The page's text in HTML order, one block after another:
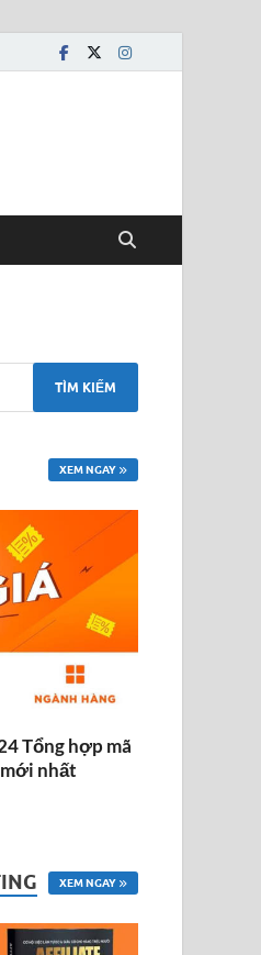
XEM NGAY
Tổng hợp mã
nhất
XEM NGAY